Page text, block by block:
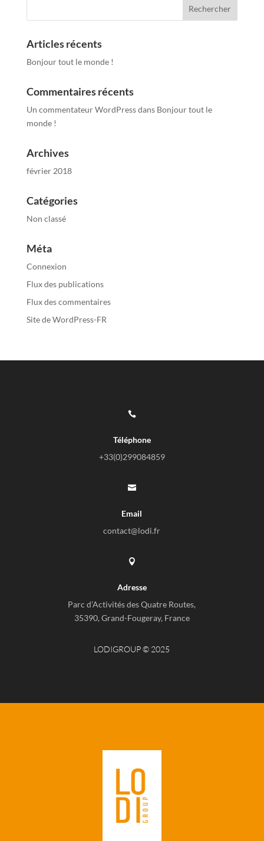
Articles récents
Bonjour tout le monde !
Commentaires récents
Un commentateur WordPressdans Bonjour tout le
monde !
Archives
février 2018
Catégories
Non classé
Méta
Connexion
Flux des publications
Flux des commentaires
Site de WordPress-FR

Téléphone
+33(0)299084859

Email
contact@lodi.fr

Adresse
Parc d’Activités des Quatre Routes,
35390, Grand-Fougeray, France
LODIGROUP © 2025